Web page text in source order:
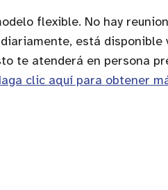
flexible. No hay
está disponible
te atenderá en persona
clic aquí para obtener